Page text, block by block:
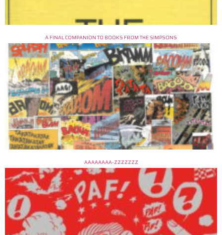
A FINAL COMPANION TO BOOKS FROM THE SIMPSONS
AAAAAAAA-ZZZZZZZ